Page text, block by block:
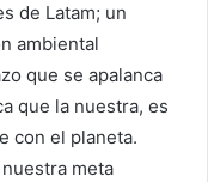
de Latam; un
ambiental
que se apalanca
que la nuestra, es
con el planeta.
meta